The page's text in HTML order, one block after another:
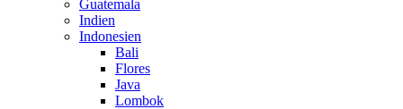
Guatemala
Indien
Indonesien
Bali
Flores
Java
Lombok